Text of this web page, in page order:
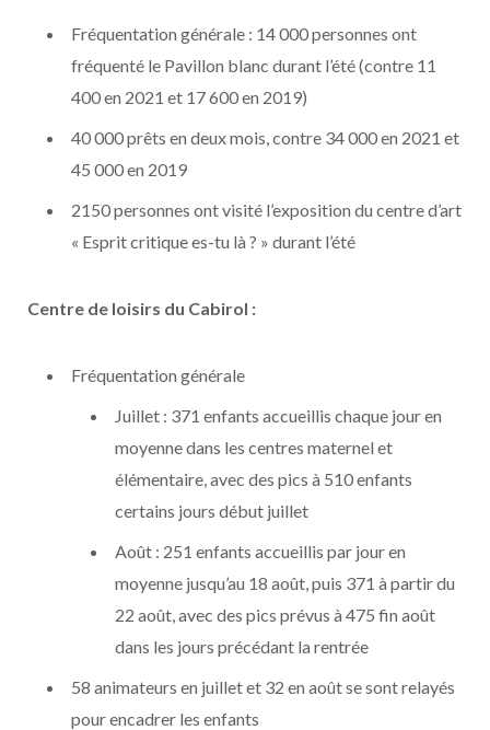
Fréquentation générale : 14 000 personnes ont
fréquenté le Pavillon blanc durant l’été (contre 11
400 en 2021 et 17 600 en 2019)
40 000 prêts en deux mois, contre 34 000 en 2021 et
45 000 en 2019
2150 personnes ont visité l’exposition du centre d’art
« Esprit critique es-tu là ? » durant l’été
Centre de loisirs du Cabirol :
Fréquentation générale
Juillet : 371 enfants accueillis chaque jour en
moyenne dans les centres maternel et
élémentaire, avec des pics à 510 enfants
certains jours début juillet
Août : 251 enfants accueillis par jour en
moyenne jusqu’au 18 août, puis 371 à partir du
22 août, avec des pics prévus à 475 fin août
dans les jours précédant la rentrée
58 animateurs en juillet et 32 en août se sont relayés
pour encadrer les enfants